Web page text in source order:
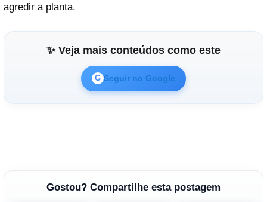
agredir a planta.
✨ Veja mais conteúdos como este
G Seguir no Google
Gostou? Compartilhe esta postagem